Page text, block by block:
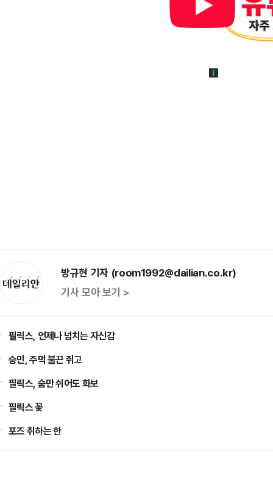
방규현 기자 (room1992@dailian.co.kr)
기사 모아 보기 >
필릭스, 언제나 넘치는 자신감
승민, 주먹 불끈 쥐고
필릭스, 숨만 쉬어도 화보
필릭스 꽃
포즈 취하는 한